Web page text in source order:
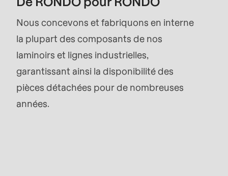
parameter
#1
($string)
of
type
string
is
Nous concevons et fabriquons en interne
la plupart des composants de nos
laminoirs et lignes industrielles,
garantissant ainsi la disponibilité des
pièces détachées pour de nombreuses
années.